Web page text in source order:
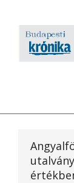
content